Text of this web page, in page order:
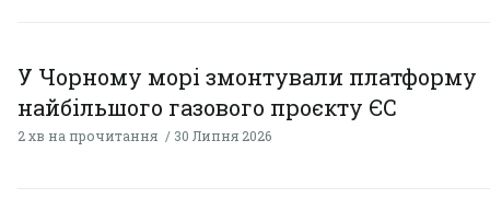
У Чорному морі змонтували платформу
найбільшого газового проєкту ЄС
2 хв на прочитання 30 Липня 2026